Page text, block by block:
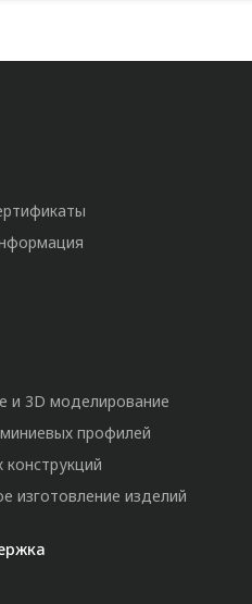
и 3D моделирование
профилей
изготовление изделий